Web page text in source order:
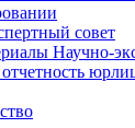
совет
Научно-